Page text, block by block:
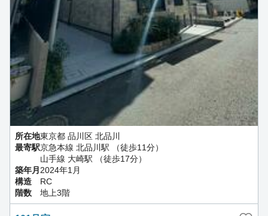
所在地東京都 品川区 北品川
最寄駅京急本線 北品川駅 （徒歩11分）
山手線 大崎駅 （徒歩17分）
築年月 2024年1月
構造
RC
階数
地上3階